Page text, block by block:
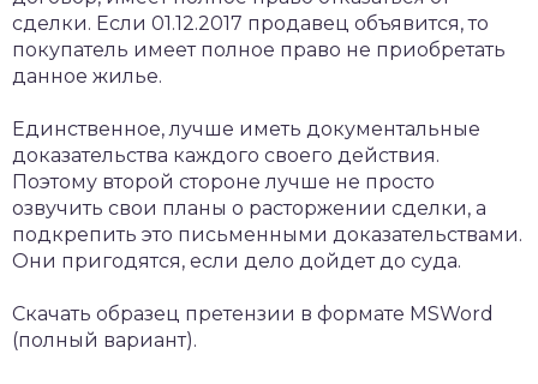
сделки. Если 01.12.2017 продавец объявится, то
покупатель имеет полное право не приобретать
данное жилье.
Единственное, лучше иметь документальные
доказательства каждого своего действия.
Поэтому второй стороне лучше не просто
озвучить свои планы о расторжении сделки, а
подкрепить это письменными доказательствами.
Они пригодятся, если дело дойдет до суда.
Скачать образец претензии в формате MSWord
(полный вариант).